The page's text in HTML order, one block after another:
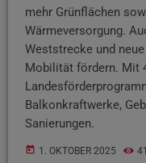
mehr Grünflächen
Wärmeversorgung.
Weststrecke und
Mobilität fördern. Mit
Balkonkraftwerke,
Sanierungen.
today 1. OKTOBER 2025 41